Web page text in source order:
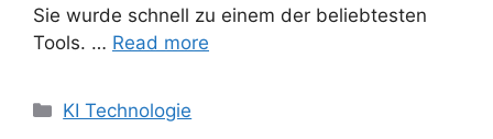
Sie wurde schnell zu einem der beliebtesten
Tools. … Read more
Categories
KI Technologie